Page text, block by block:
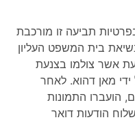
פרסום תמונות באינטרנט - פגיעה בפרטיות תביעה זו מורכבת
בית המשפט העליון
אשר צולמו בצנעת
מאן דהוא. לאחר
הועברו התמונות
הודעות דואר